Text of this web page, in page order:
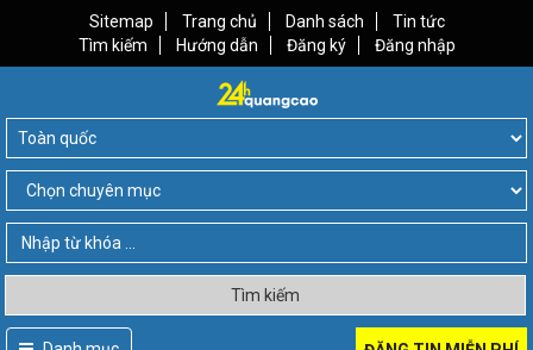
Sitemap Trang chủ Danh sách
Tin tức
Tìm kiếm
Hướng dẫn Đăng ký Đăng nhập
Tìm kiếm